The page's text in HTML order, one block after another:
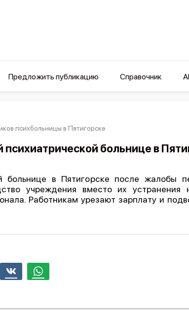
Предложить публикацию Справочник
психбольницы в Пятигорске
больнице в
больнице в Пятигорске после жалобы
учреждения вместо их устранения
Работникам урезают зарплату и
Whatsapp